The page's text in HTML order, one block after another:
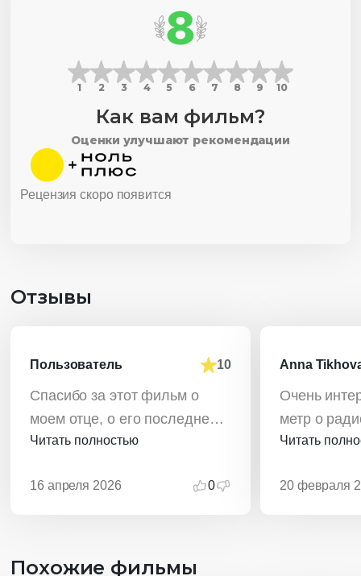
8
1 2 3 4 5 6 7 8 9 10
Как вам фильм?
Оценки улучшают рекомендации
Рецензия скоро появится
Отзывы
Пользователь 10
Спасибо за этот фильм о
моем отце, о его последней
боли и надежде. Сделано
Читать полностью
16 апреля 2026 0
Anna
Очень
метр о
Смотрится
Читать
20 февраля
Похожие фильмы